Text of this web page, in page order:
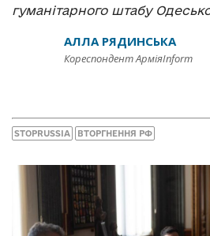
гуманітарного штабу
АЛЛА РЯДИНСЬКА
Кореспондент АрміяInform
STOPRUSSIA ВТОРГНЕННЯ РФ